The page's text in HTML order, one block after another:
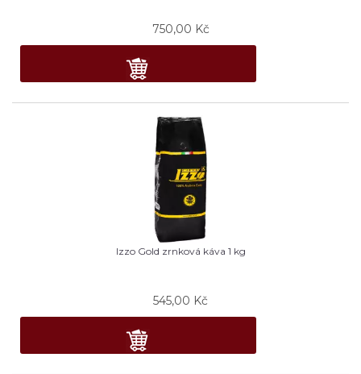
750,00 Kč
Izzo Gold zrnková káva 1 kg
545,00 Kč